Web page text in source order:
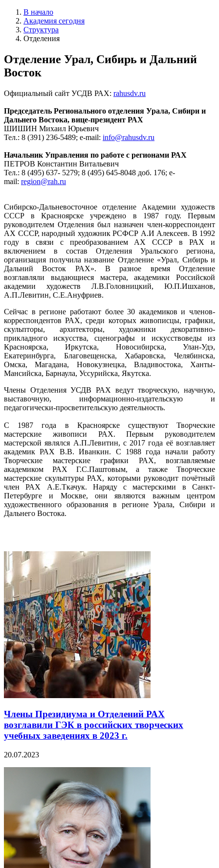
В начало
Академия сегодня
Структура
Отделения
Отделение Урал, Сибирь и Дальний
Восток
Официальный сайт УСДВ РАХ: rahusdv.ru
Председатель Регионального отделения Урала, Сибири и
Дальнего Востока, вице-президент РАХ
ШИШИН Михаил Юрьевич
Тел.: 8 (391) 236-5489; e-mail: info@rahusdv.ru
Начальник Управления по работе с регионами РАХ
ПЕТРОВ Константин Витальевич
Тел.: 8 (495) 637- 5279; 8 (495) 645-8048 доб. 176; e-
mail: region@rah.ru
Сибирско-Дальневосточное отделение Академии художеств
СССР в Красноярске учреждено в 1987 году. Первым
руководителем Отделения был назначен член-корреспондент
АХ СССР, народный художник РСФСР А.И Алексеев. В 1992
году в связи с преобразованием АХ СССР в РАХ и
включением в состав Отделения Уральского региона,
организация получила название Отделение «Урал, Сибирь и
Дальний Восток РАХ». В разное время Отделение
возглавляли выдающиеся мастера, академики Российской
академии художеств Л.В.Головницкий, Ю.П.Ишханов,
А.П.Левитин, С.Е.Ануфриев.
Сейчас в регионе работают более 30 академиков и членов-
корреспондентов РАХ, среди которых живописцы, графики,
скульпторы, архитекторы, художники декоративно-
прикладного искусства, сценографы и искусствоведы из
Красноярска, Иркутска, Новосибирска, Улан-Удэ,
Екатеринбурга, Благовещенска, Хабаровска, Челябинска,
Омска, Магадана, Новокузнецка, Владивостока, Ханты-
Мансийска, Барнаула, Уссурийска, Якутска.
Члены Отделения УСДВ РАХ ведут творческую, научную,
выставочную, информационно-издательскую и
педагогически-просветительскую деятельность.
С 1987 года в Красноярске существуют Творческие
мастерские живописи РАХ. Первым руководителем
мастерской являлся А.П.Левитин, с 2017 года её возглавляет
академик РАХ В.В. Иванкин. С 1988 года начали работу
Творческие мастерские графики РАХ, возглавляемые
академиком РАХ Г.С.Паштовым, а также Творческие
мастерские скульптуры РАХ, которыми руководит почётный
член РАХ А.Е.Ткачук. Наряду с мастерскими в Санкт-
Петербурге и Москве, они являются важным центром
художественного образования в регионе Урала, Сибири и
Дальнего Востока.
Члены Президиума и Отделений РАХ
возглавили ГЭК в российских творческих
учебных заведениях в 2023 г.
20.07.2023